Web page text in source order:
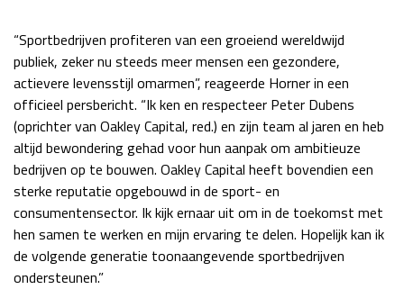
Race
zo 21:00 - 23:00
Kwalificatie
za 05:00 - 06:00
Race
zo 05:00 - 07:00
GP QATAR 2026 27 - 29 nov
GP ABU DHABI 2026 04 - 06 dec
Kwalificatie
za 15:00 - 16:00
Race
zo 14:00 - 16:00
“Sportbedrijven profiteren van een groeiend wereldwijd
publiek, zeker nu steeds meer mensen een gezondere,
actievere levensstijl omarmen”, reageerde Horner in een
officieel persbericht. “Ik ken en respecteer Peter Dubens
(oprichter van Oakley Capital, red.) en zijn team al jaren en heb
altijd bewondering gehad voor hun aanpak om ambitieuze
bedrijven op te bouwen. Oakley Capital heeft bovendien een
sterke reputatie opgebouwd in de sport- en
consumentensector. Ik kijk ernaar uit om in de toekomst met
hen samen te werken en mijn ervaring te delen. Hopelijk kan ik
de volgende generatie toonaangevende sportbedrijven
ondersteunen.”